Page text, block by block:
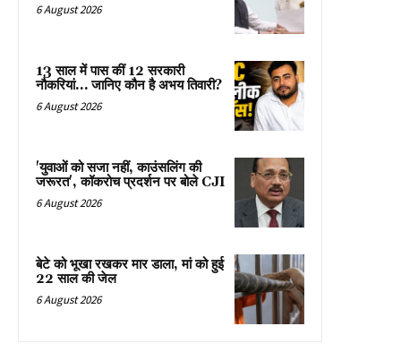
6 August 2026
13 साल में पास कीं 12 सरकारी
नौकरियां… जान‍िए कौन है अभय तिवारी?
6 August 2026
'युवाओं को सजा नहीं, काउंसलिंग की
जरूरत', कॉकरोच प्रदर्शन पर बोले CJI
6 August 2026
बेटे को भूखा रखकर मार डाला, मां को हुई
22 साल की जेल
6 August 2026